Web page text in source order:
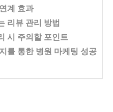
계 효과
리뷰 관리 방법
시 주의할 포인트
를 통한 병원 마케팅 성공